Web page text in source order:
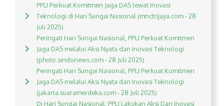
PPLI Perkuat Komitmen Jaga DAS lewat Inovasi
Teknologi di Hari Sungai Nasional (mnctrijaya.com - 28
Juli 2025)
Peringati Hari Sungai Nasional, PPLI Perkuat Komitmen
Jaga DAS melalui Aksi Nyata dan Inovasi Teknologi
(photo.sindonews.com - 28 Juli 2025)
Peringati Hari Sungai Nasional, PPLI Perkuat Komitmen
Jaga DAS melalui Aksi Nyata dan Inovasi Teknologi
(jakarta.suaramerdeka.com - 28 Juli 2025)
Di Hari Sungai Nasional, PPLI Lakukan Aksi Dan Inovasi